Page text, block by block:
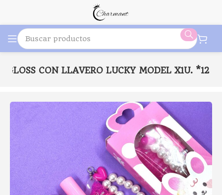
GLOSS CON LLAVERO LUCKY MODEL X1U. *12